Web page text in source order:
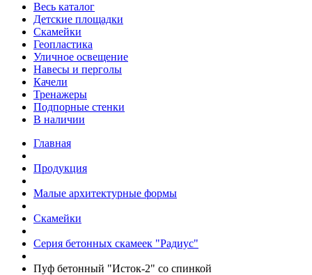
Весь каталог
Детские площадки
Скамейки
Геопластика
Уличное освещение
Навесы и перголы
Качели
Тренажеры
Подпорные стенки
В наличии
Главная
Продукция
Малые архитектурные формы
Скамейки
Серия бетонных скамеек "Радиус"
Пуф бетонный "Исток-2" со спинкой